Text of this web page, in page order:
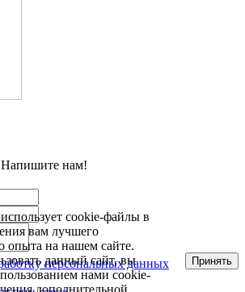
Напишите нам!
персональных данных
cookie-файлы в
вам лучшего
опыта на нашем сайте.
данный сайт, вы
нами cookie-
дополнительной
Принять